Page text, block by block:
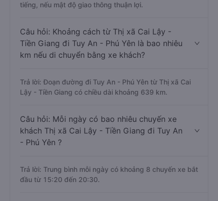
tiếng, nếu mật độ giao thông thuận lợi.
Câu hỏi: Khoảng cách từ Thị xã Cai Lậy -
Tiền Giang đi Tuy An - Phú Yên là bao nhiêu
km nếu di chuyển bằng xe khách?
Trả lời: Đoạn đường đi Tuy An - Phú Yên từ Thị xã Cai
Lậy - Tiền Giang có chiều dài khoảng 639 km.
Câu hỏi: Mỗi ngày có bao nhiêu chuyến xe
khách Thị xã Cai Lậy - Tiền Giang đi Tuy An
- Phú Yên ?
Trả lời: Trung bình mỗi ngày có khoảng 8 chuyến xe bắt
đầu từ 15:20 đến 20:30.